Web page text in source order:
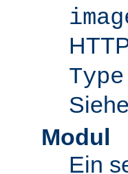
Type
Modul
Ein